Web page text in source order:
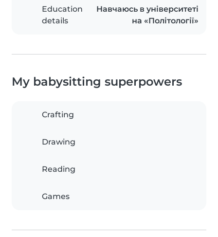
Education
details
Навчаюсь в університеті
на «Політології»
My babysitting superpowers
Crafting
Drawing
Reading
Games